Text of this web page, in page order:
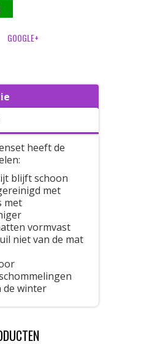
GOOGLE+
heeft de
blijft schoon
met
met
vormvast
niet van de mat
de winter